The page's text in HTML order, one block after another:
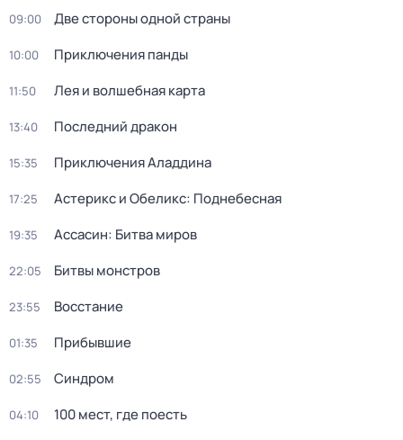
09:00 Две стороны одной страны
10:00 Приключения панды
11:50 Лея и волшебная каpтa
13:40 Последний дракон
15:35 Приключения Аладдина
17:25 Астерикс и Обеликс: Поднебесная
19:35 Ассасин: Битва миров
22:05 Битвы монстров
23:55 Восстание
01:35 Прибывшие
02:55 Синдром
04:10 100 мест, где поесть